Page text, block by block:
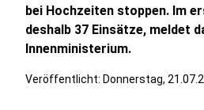
bei Hochzeiten stoppen. Im
deshalb 37 Einsätze, meldet
Innenministerium.
Veröffentlicht: Donnerstag,